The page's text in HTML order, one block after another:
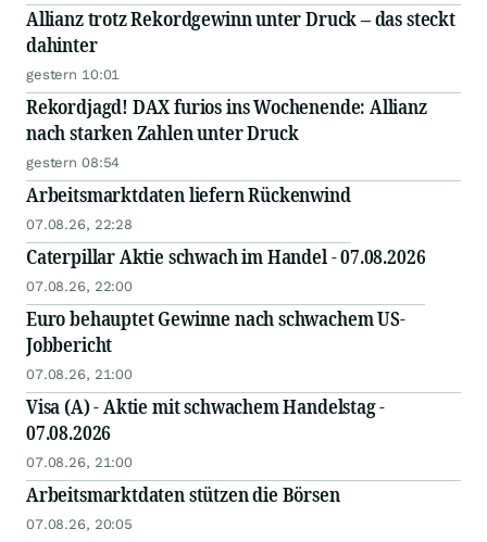
Allianz trotz Rekordgewinn unter Druck – das steckt
dahinter
gestern 10:01
Rekordjagd! DAX furios ins Wochenende: Allianz
nach starken Zahlen unter Druck
gestern 08:54
Arbeitsmarktdaten liefern Rückenwind
07.08.26, 22:28
Caterpillar Aktie schwach im Handel - 07.08.2026
07.08.26, 22:00
Euro behauptet Gewinne nach schwachem US-
Jobbericht
07.08.26, 21:00
Visa (A) - Aktie mit schwachem Handelstag -
07.08.2026
07.08.26, 21:00
Arbeitsmarktdaten stützen die Börsen
07.08.26, 20:05